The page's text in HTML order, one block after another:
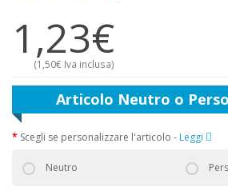
1,23€
(1,50€ Iva inclusa)
Articolo Neutro o
Scegli se personalizzare l'articolo - Leggi
Neutro